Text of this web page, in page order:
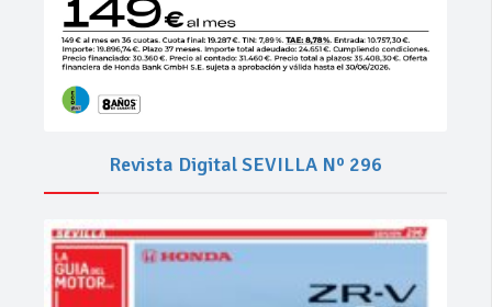
Revista Digital SEVILLA Nº 296